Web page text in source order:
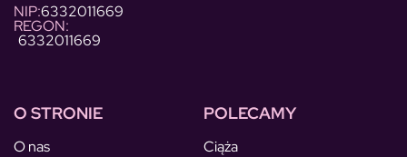
NIP:6332011669
REGON:
6332011669
O STRONIE
O nas
POLECAMY
Ciąża